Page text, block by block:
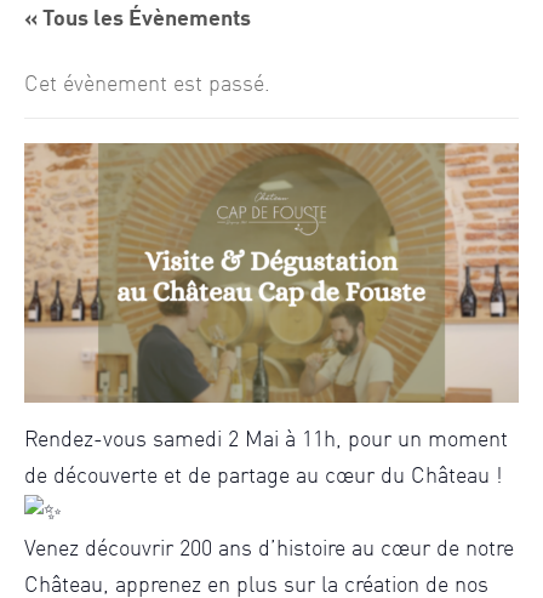
« Tous les Évènements
Cet évènement est passé.
Rendez-vous samedi 2 Mai à 11h, pour un moment
de découverte et de partage au cœur du Château !
Venez découvrir 200 ans d’histoire au cœur de notre
Château, apprenez en plus sur la création de nos